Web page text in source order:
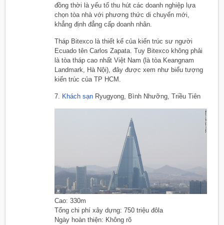
đồng thời là yếu tố thu hút các doanh nghiệp lựa
chọn tòa nhà với phương thức di chuyển mới,
khẳng định đẳng cấp doanh nhân.
Tháp Bitexco là thiết kế của kiến trúc sư người
Ecuado tên Carlos Zapata. Tuy Bitexco không phải
là tòa tháp cao nhất Việt Nam (là tòa Keangnam
Landmark, Hà Nội), đây được xem như biểu tượng
kiến trúc của TP HCM.
7. Khách sạn Ryugyong, Bình Nhưỡng, Triều Tiên
Cao: 330m
Tổng chi phí xây dựng: 750 triệu đôla
Ngày hoàn thiện: Không rõ